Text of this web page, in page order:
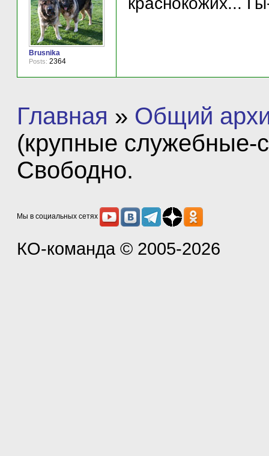
Brusnika
Posts: 2364
Главная » Общий
(крупные служебные-
Свободно.
Мы в социальных сетях
КО-команда © 2005-2026